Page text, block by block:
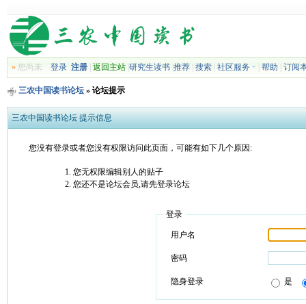
»您尚未 登录 注册| 返回主站| 研究生读书| 推荐| 搜索| 社区服务 帮助 订阅
三农中国读书论坛» 论坛提示
三农中国读书论坛 提示信息
您没有登录或者您没有权限访问此页面，可能有如下几个原因:
您无权限编辑别人的贴子
您还不是论坛会员,请先登录论坛
登录
用户名
密码
隐身登录 是